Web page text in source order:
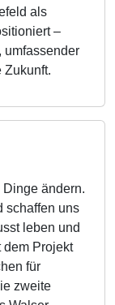
als
–
umfassender
Zukunft.
Dinge ändern.
schaffen uns
leben und
dem Projekt
für
zweite